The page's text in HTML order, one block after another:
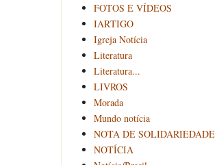
FOTOS E VÍDEOS
IARTIGO
Igreja Notícia
Literatura
Literatura...
LIVROS
Morada
Mundo notícia
NOTA DE SOLIDARIEDADE
NOTÍCIA